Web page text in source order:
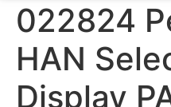
022824
HAN
Display